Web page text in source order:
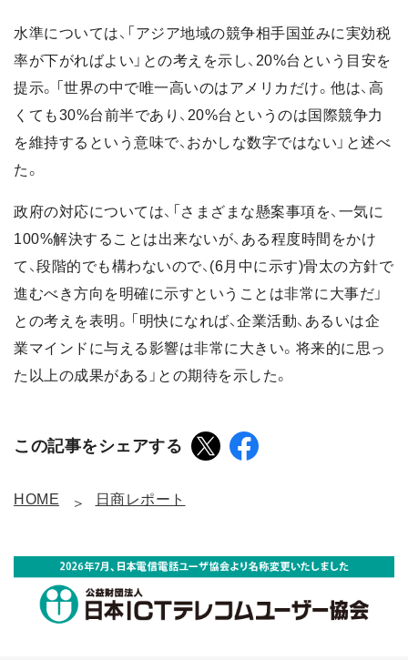
水準については、「アジア地域の競争相手国並みに実効税
率が下がればよい」との考えを示し、20%台という目安を
提示。「世界の中で唯一高いのはアメリカだけ。他は、高
くても30%台前半であり、20%台というのは国際競争力
を維持するという意味で、おかしな数字ではない」と述べ
た。
政府の対応については、「さまざまな懸案事項を、一気に
100%解決することは出来ないが、ある程度時間をかけ
て、段階的でも構わないので、(6月中に示す)骨太の方針で
進むべき方向を明確に示すということは非常に大事だ」
との考えを表明。「明快になれば、企業活動、あるいは企
業マインドに与える影響は非常に大きい。将来的に思っ
た以上の成果がある」との期待を示した。
この記事をシェアする
HOME 日商レポート